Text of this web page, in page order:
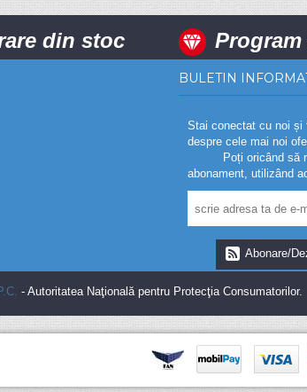
din stoc
BULETIN
Stai conectat cu noi și
despre cele mai noi
Poți oricând să
abonament, utilizând
Abonare/
- Autoritatea Naţională pentru Protecţia Consumatorilor.